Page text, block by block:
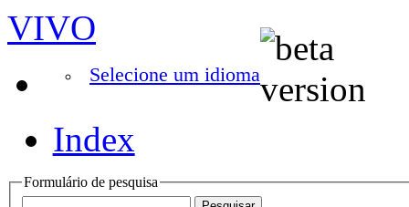
VIVO
Selecione um idioma
Index
Formulário de pesquisa